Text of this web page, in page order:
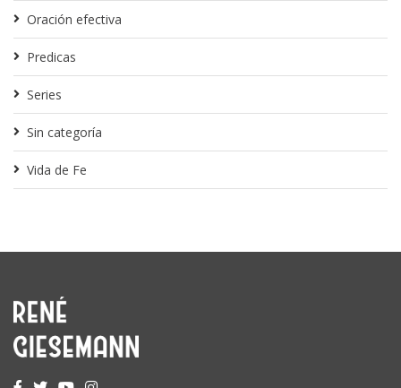
Oración efectiva
Predicas
Series
Sin categoría
Vida de Fe